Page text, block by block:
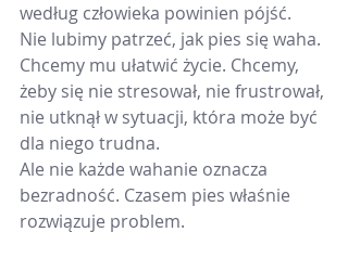
według człowieka powinien pójść.
Nie lubimy patrzeć, jak pies się waha.
Chcemy mu ułatwić życie. Chcemy,
żeby się nie stresował, nie frustrował,
nie utknął w sytuacji, która może być
dla niego trudna.
Ale nie każde wahanie oznacza
bezradność. Czasem pies właśnie
rozwiązuje problem.